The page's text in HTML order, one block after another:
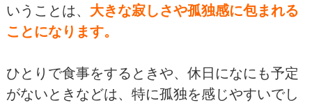
いうことは、 大きな寂しさや孤独感に包まれる
ことになります。
ひとりで食事をするときや、休日になにも予定
がないときなどは、特に孤独を感じやすいでし